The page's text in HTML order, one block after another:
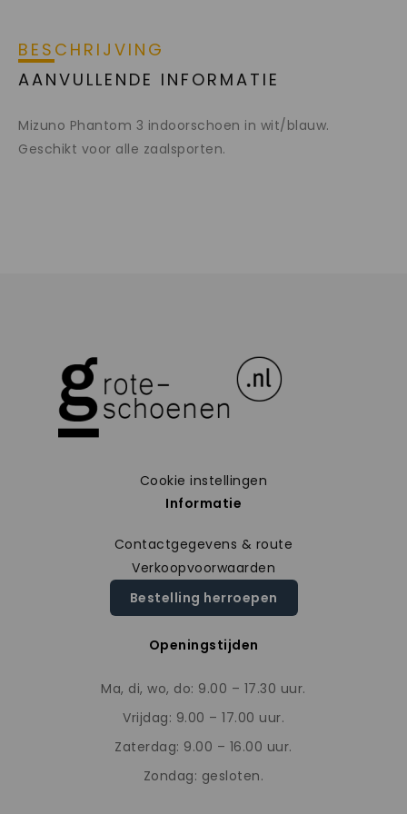
BESCHRIJVING
AANVULLENDE INFORMATIE
Mizuno Phantom 3 indoorschoen in wit/blauw.
Geschikt voor alle zaalsporten.
Cookie instellingen
Informatie
Contactgegevens & route
Verkoopvoorwaarden
Bestelling herroepen
Openingstijden
Ma, di, wo, do: 9.00 – 17.30 uur.
Vrijdag: 9.00 – 17.00 uur.
Zaterdag: 9.00 – 16.00 uur.
Zondag: gesloten.